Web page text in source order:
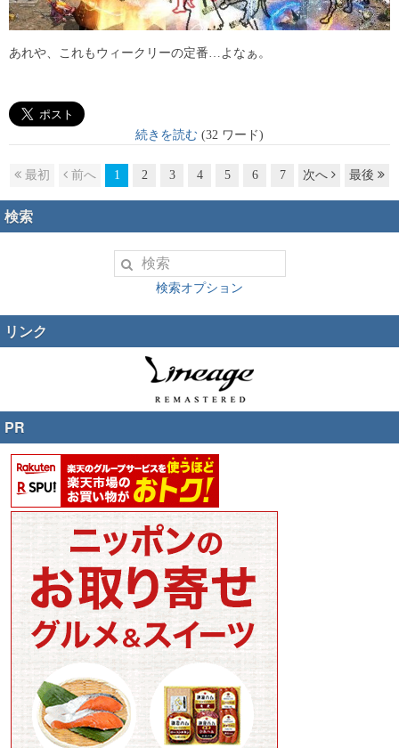
あれや、これもウィークリーの定番…よなぁ。
続きを読む (32 ワード)
最初 前へ 1 2 3 4 5 6 7 次へ 最後
検索
検索オプション
リンク
PR